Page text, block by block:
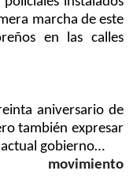
marcha de este
en las calles
aniversario de
también expresar
gobierno…
movimiento